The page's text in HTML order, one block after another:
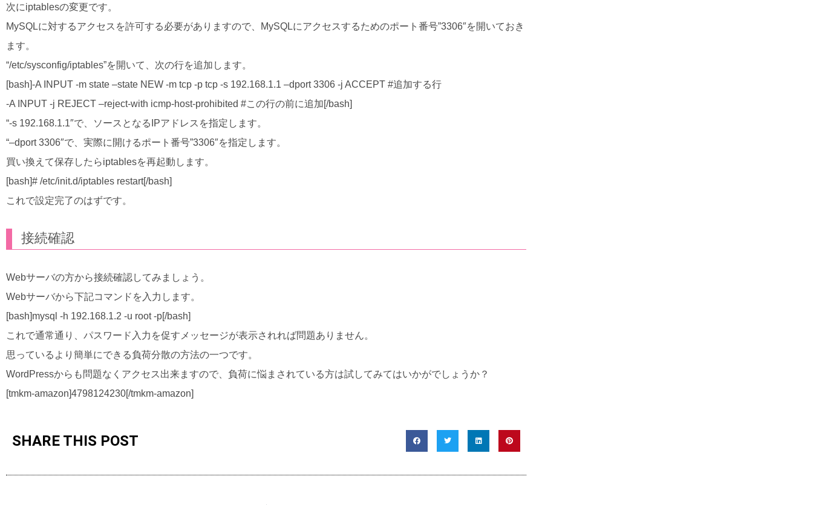
次にiptablesの変更です。
MySQLに対するアクセスを許可する必要がありますので、MySQLにアクセスするためのポート番号”3306″を開いておき
ます。
“/etc/sysconfig/iptables”を開いて、次の行を追加します。
[bash]-A INPUT -m state –state NEW -m tcp -p tcp -s 192.168.1.1 –dport 3306 -j ACCEPT #追加する行
-A INPUT -j REJECT –reject-with icmp-host-prohibited #この行の前に追加[/bash]
“-s 192.168.1.1″で、ソースとなるIPアドレスを指定します。
“–dport 3306″で、実際に開けるポート番号”3306″を指定します。
買い換えて保存したらiptablesを再起動します。
[bash]# /etc/init.d/iptables restart[/bash]
これで設定完了のはずです。
接続確認
Webサーバの方から接続確認してみましょう。
Webサーバから下記コマンドを入力します。
[bash]mysql -h 192.168.1.2 -u root -p[/bash]
これで通常通り、パスワード入力を促すメッセージが表示されれば問題ありません。
思っているより簡単にできる負荷分散の方法の一つです。
WordPressからも問題なくアクセス出来ますので、負荷に悩まされている方は試してみてはいかがでしょうか？
[tmkm-amazon]4798124230[/tmkm-amazon]
SHARE THIS POST